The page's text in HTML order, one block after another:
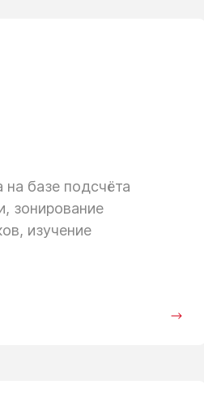
на базе подсчёта
зонирование
изучение